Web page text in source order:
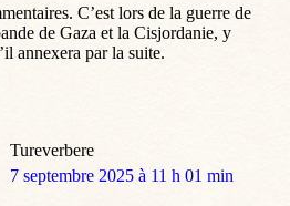
C’est lors de la guerre de
de Gaza et la Cisjordanie, y
annexera par la suite.
Tureverbere
dit
7 septembre 2025 à 11 h 01 min